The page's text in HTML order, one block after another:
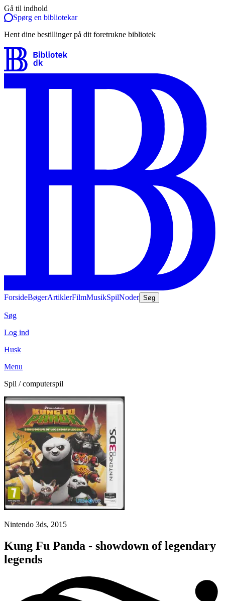
Gå til indhold
Spørg en bibliotekar
Hent dine bestillinger på dit foretrukne bibliotek
ForsideBøgerArtiklerFilmMusikSpilNoder Søg
Søg
Log ind
Husk
Menu
Spil / computerspil
Nintendo 3ds, 2015
Kung Fu Panda - showdown of legendary
legends